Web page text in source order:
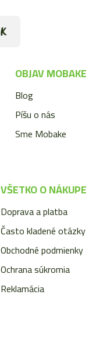
OBJAV MOBAKE
Blog
Píšu o nás
Sme Mobake
VŠETKO O NÁKUPE
Doprava a platba
Často kladené otázky
Obchodné podmienky
Ochrana súkromia
Reklamácia